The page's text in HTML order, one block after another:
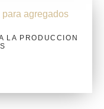
LA PRODUCCION